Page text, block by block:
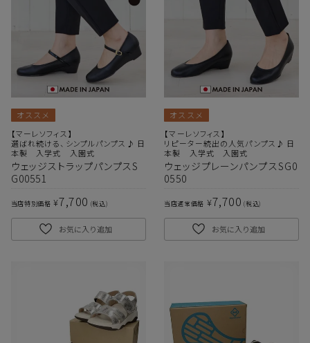
オススメ
【マーレソフィス】
選ばれ続ける、シンプルパンプス♪ 日
本製 入学式 入園式
ウェッジストラップパンプスS
G00551
当店特別価格 ¥7,700 税込
お気に入り追加
オススメ
【マーレソフィス】
リピーター続出の人気パンプス♪ 日
本製 入学式 入園式
ウェッジプレーンパンプスSG0
0550
当店通常価格 ¥7,700 税込
お気に入り追加